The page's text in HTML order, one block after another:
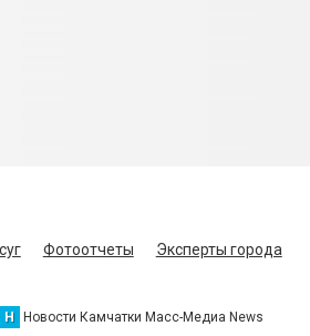
Фотоотчеты
Эксперты города
Н Новости Камчатки Масс-Медиа News